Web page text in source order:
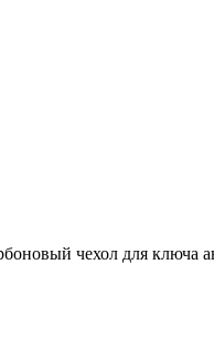
чехол для ключа